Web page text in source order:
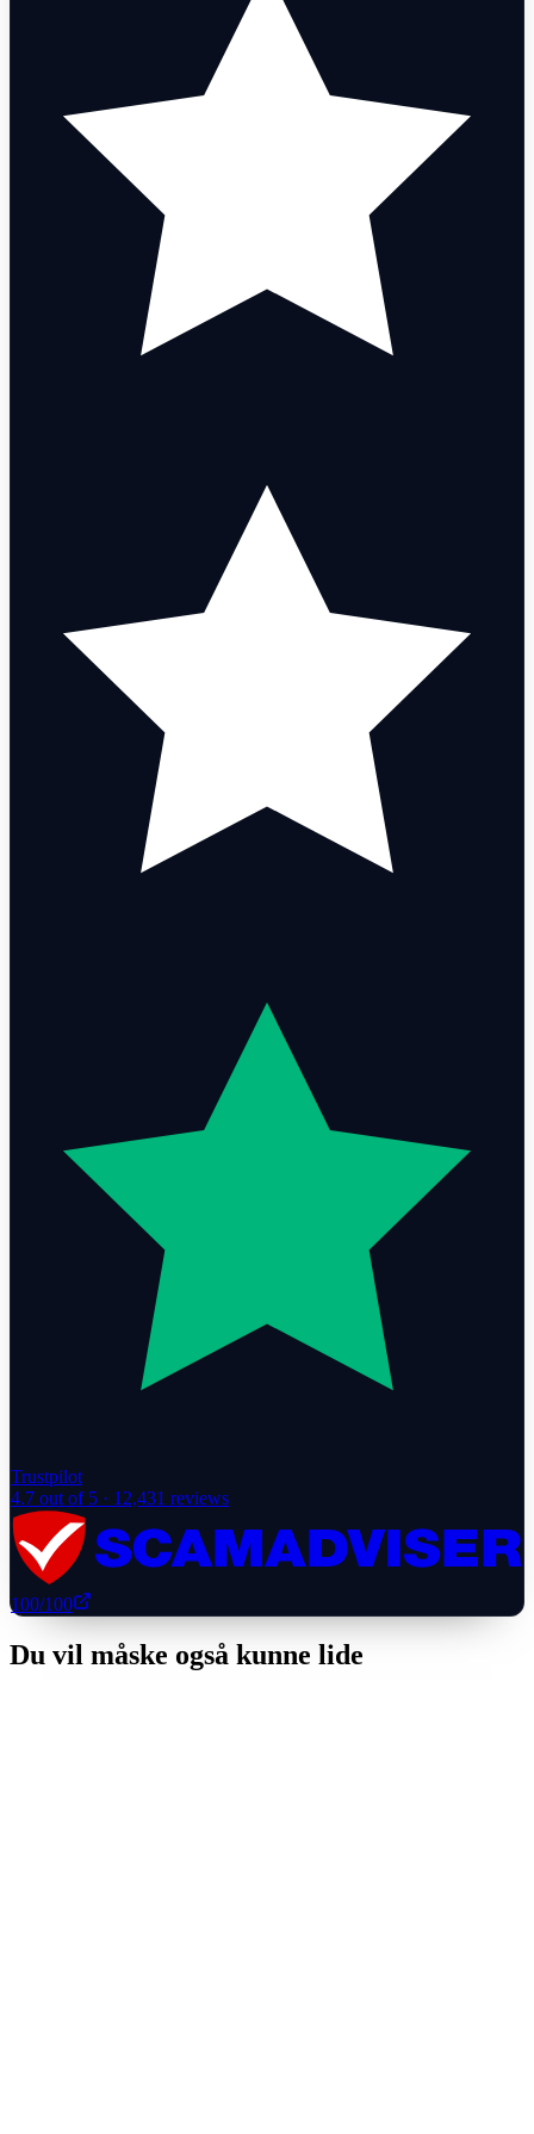
Trustpilot
4.7 out of 5 · 12,431 reviews
100/100
Du vil måske også kunne lide